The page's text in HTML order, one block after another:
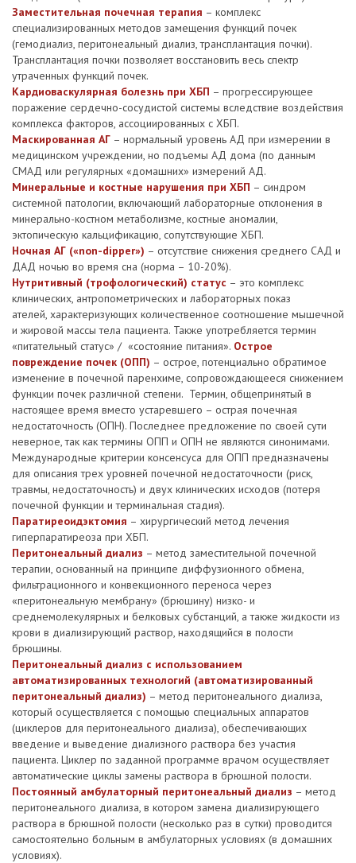
Заместительная почечная терапия – комплекс
специализированных методов замещения функций почек
(гемодиализ, перитонеальный диализ, трансплантация почки).
Трансплантация почки позволяет восстановить весь спектр
утраченных функций почек.
Кардиоваскулярная болезнь при ХБП – прогрессирующее
поражение сердечно-сосудистой системы вследствие воздействия
комплекса факторов, ассоциированных с ХБП.
Маскированная АГ – нормальный уровень АД при измерении в
медицинском учреждении, но подъемы АД дома (по данным
СМАД или регулярных «домашних» измерений АД.
Минеральные и костные нарушения при ХБП – синдром
системной патологии, включающий лабораторные отклонения в
минерально-костном метаболизме, костные аномалии,
эктопическую кальцификацию, сопутствующие ХБП.
Ночная АГ («non-dipper») – отсутствие снижения среднего САД и
ДАД ночью во время сна (норма – 10-20%).
Нутритивный (трофологический) статус – это комплекс
клинических, антропометрических и лабораторных показ
ателей, характеризующих количественное соотношение мышечной
и жировой массы тела пациента. Также употребляется термин
«питательный статус» / «состояние питания». Острое
повреждение почек (ОПП) – острое, потенциально обратимое
изменение в почечной паренхиме, сопровождающееся снижением
функции почек различной степени. Термин, общепринятый в
настоящее время вместо устаревшего – острая почечная
недостаточность (ОПН). Последнее предложение по своей сути
неверное, так как термины ОПП и ОПН не являются синонимами.
Международные критерии консенсуса для ОПП предназначены
для описания трех уровней почечной недостаточности (риск,
травмы, недостаточность) и двух клинических исходов (потеря
почечной функции и терминальная стадия).
Паратиреоидэктомия – хирургический метод лечения
гиперпаратиреоза при ХБП.
Перитонеальный диализ – метод заместительной почечной
терапии, основанный на принципе диффузионного обмена,
фильтрационного и конвекционного переноса через
«перитонеальную мембрану» (брюшину) низко- и
среднемолекулярных и белковых субстанций, а также жидкости из
крови в диализирующий раствор, находящийся в полости
брюшины.
Перитонеальный диализ с использованием
автоматизированных технологий (автоматизированный
перитонеальный диализ) – метод перитонеального диализа,
который осуществляется с помощью специальных аппаратов
(циклеров для перитонеального диализа), обеспечивающих
введение и выведение диализного раствора без участия
пациента. Циклер по заданной программе врачом осуществляет
автоматические циклы замены раствора в брюшной полости.
Постоянный амбулаторный перитонеальный диализ – метод
перитонеального диализа, в котором замена диализирующего
раствора в брюшной полости (несколько раз в сутки) проводится
самостоятельно больным в амбулаторных условиях (в домашних
условиях).